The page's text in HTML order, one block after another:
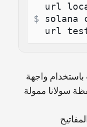
url
$ solana
url
واجهة
سولانا ممولة